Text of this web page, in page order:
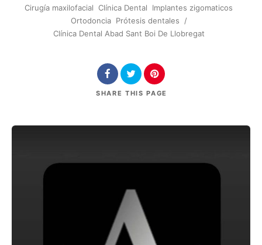
Cirugía maxilofacial Clínica Dental
Implantes zigomaticos
Ortodoncia Prótesis dentales
/
Clínica Dental Abad Sant Boi De Llobregat
SHARE THIS PAGE